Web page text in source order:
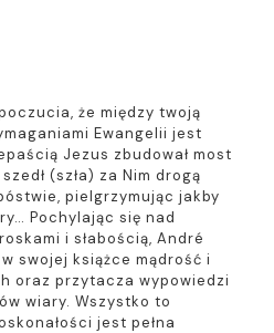
że między twoją
Ewangelii jest
Jezus zbudował most
(szła) za Nim drogą
pielgrzymując jakby
Pochylając się nad
i słabością, André
swojej książce mądrość i
oraz przytacza wypowiedzi
wiary. Wszystko to
jest pełna